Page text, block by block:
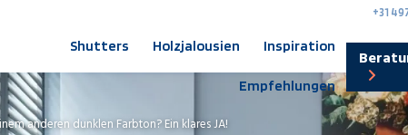
+31
Shutters Holzjalousien Inspiration
Empfehlungen
anderen dunklen Farbton? Ein klares JA!